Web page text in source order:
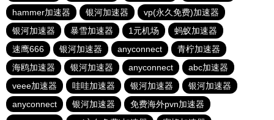
hammer加速器
银河加速器
vp(永久免费)加速器
银河加速器
暴雪加速器 1元机场
蚂蚁加速器
速鹰666
银河加速器 anyconnect
青柠加速器
海鸥加速器
银河加速器 anyconnect
abc加速器
veee加速器
哇哇加速器 银河加速器
银河加速器
anyconnect
银河加速器
免费海外pvn加速器